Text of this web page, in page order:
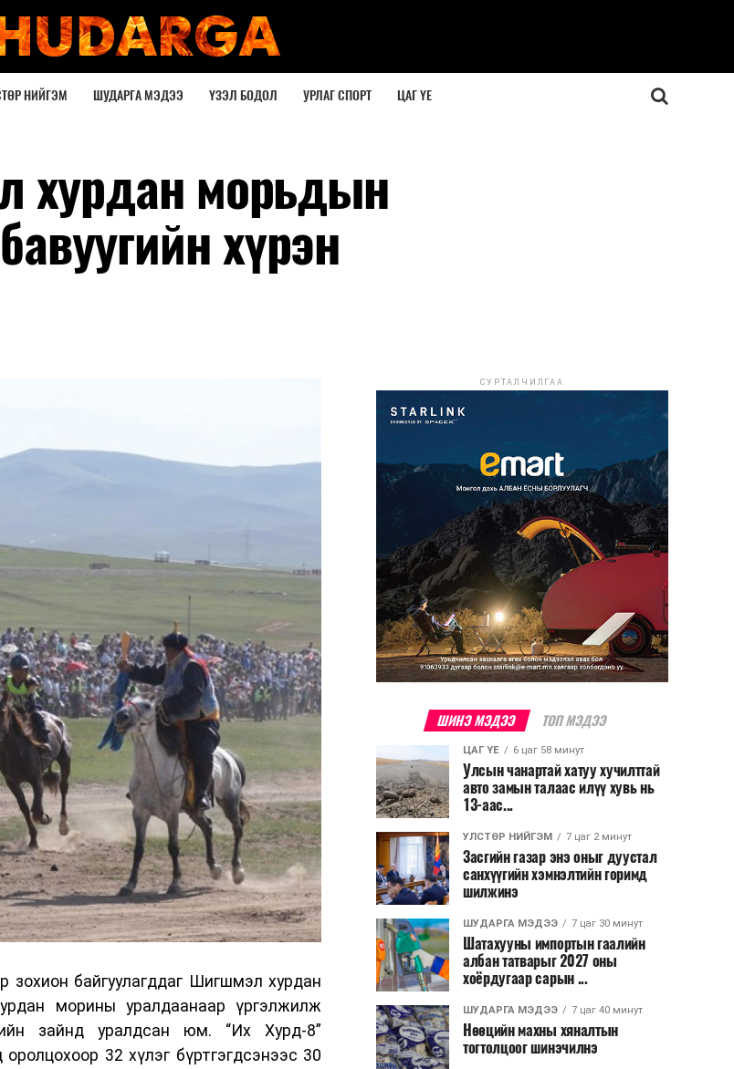
НИЙГЭМ ШУДАРГА МЭДЭЭ ҮЗЭЛ БОДОЛ УРЛАГ СПОРТ ЦАГ ҮЕ
хурдан морьдын
хүрэн
зохион байгуулагддаг Шигшмэл хурдан
морины уралдаанаар үргэлжилж
зайнд уралдсан юм. “Их Хурд-8”
32 хүлэг бүртгэгдсэнээс 30
СУРТАЛЧИЛГАА
ШИНЭ МЭДЭЭ ТОП МЭДЭЭ
ЦАГ ҮЕ 6 цаг 58 минут
Улсын чанартай хатуу хучилттай
авто замын талаас илүү хувь нь
13-аас...
УЛСТӨР НИЙГЭМ 7 цаг 2 минут
Засгийн газар энэ оныг дуустал
санхүүгийн хэмнэлтийн горимд
шилжинэ
ШУДАРГА МЭДЭЭ 7 цаг 30 минут
Шатахууны импортын гаалийн
албан татварыг 2027 оны
хоёрдугаар сарын ...
ШУДАРГА МЭДЭЭ 7 цаг 40 минут
Нөөцийн махны хяналтын
тогтолцоог шинэчилнэ